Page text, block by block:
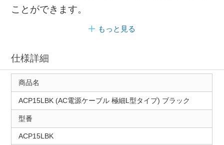
ことができます。
もっと見る
仕様詳細
商品名
ACP15LBK (AC電源ケーブル 極細L型タイプ) ブラック
型番
ACP15LBK